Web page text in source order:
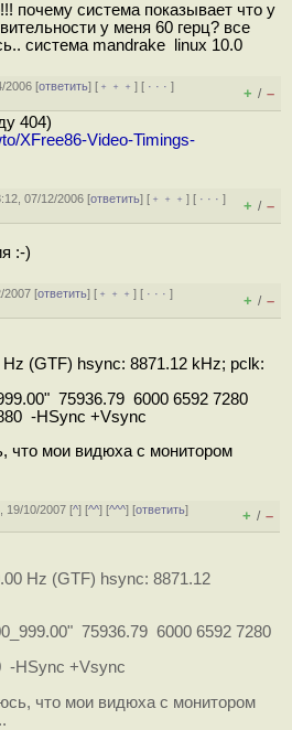
почему система показывает что у
у меня 60 герц? все
система mandrake linux 10.0
2006 [ответить] [ ﹢﹢﹢] [ · · ·]
+ / –
404)
XFree86-Video-Timings-
07/12/2006 [ответить] [ ﹢﹢﹢] [ · · ·]
+ / –
:-)
2007 [ответить] [ ﹢﹢﹢] [ · · ·]
+ / –
(GTF) hsync: 8871.12 kHz; pclk:
75936.79 6000 6592 7280
-HSync +Vsync
что мои видюха с монитором
19/10/2007 [^] [^^] [^^^] [ответить]
+ / –
Hz (GTF) hsync: 8871.12
75936.79 6000 6592 7280
-HSync +Vsync
что мои видюха с монитором